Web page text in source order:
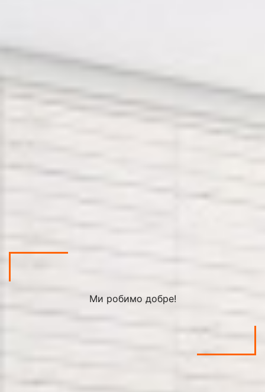
Ми робимо добре!